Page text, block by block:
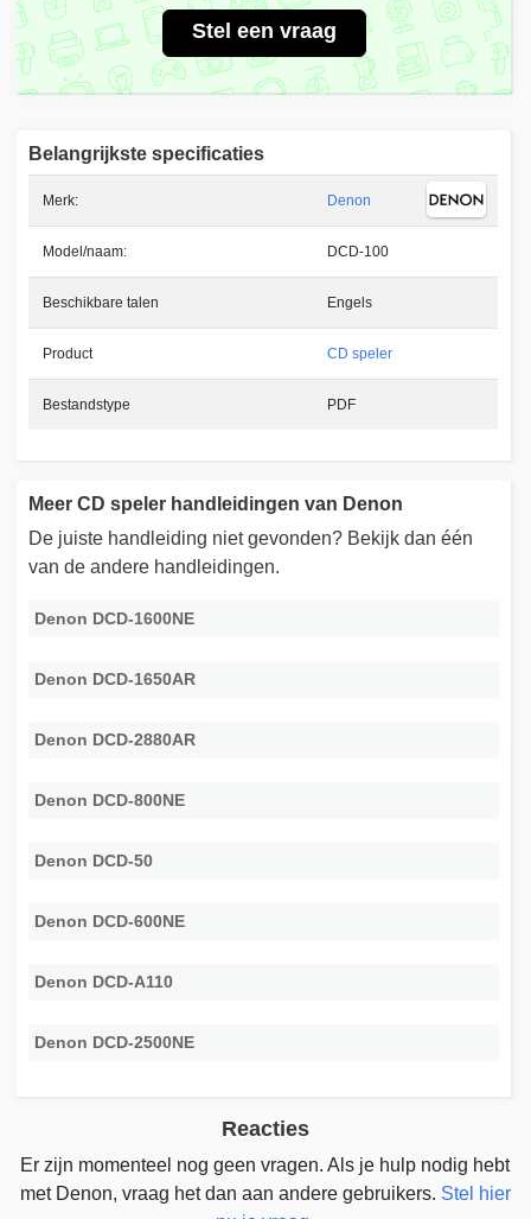
Stel een vraag
Belangrijkste specificaties
Merk: Denon
Model/naam: DCD-100
Beschikbare talen Engels
Product CD speler
Bestandstype PDF
Meer CD speler handleidingen van Denon
De juiste handleiding niet gevonden? Bekijk dan één
van de andere handleidingen.
Denon DCD-1600NE
Denon DCD-1650AR
Denon DCD-2880AR
Denon DCD-800NE
Denon DCD-50
Denon DCD-600NE
Denon DCD-A110
Denon DCD-2500NE
Reacties
Er zijn momenteel nog geen vragen. Als je hulp nodig hebt
met Denon, vraag het dan aan andere gebruikers. Stel hier